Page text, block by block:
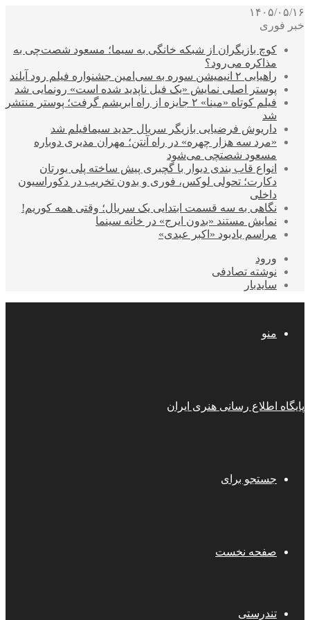
۱۴۰۵/۰۵/۱۶
خبر فوری
کوچ بازیگران از شبکه خانگی به سیما؛ مسعود شصت‌چی به
مذاکره می‌رود؟
راهیابی ۲ انیمیشن سوره به سی‌امین جشنواره فیلم رود آیلند
پوستر اصلی نمایش «یک فیل ناپدید شده است» رونمایی شد
فیلم کوتاه «مینا» ۲ جایزه از راه ابریشم گرفت؛ پوستر منتشر
شد
داریوش فرضیایی بازیگر سریال جدید سیمافیلم شد
«مرد سه هزار چهره» در راه آنتن؛ مهران مدیری دوباره
مسعود شصتچی می‌شود
انواع قاب بندی دیوار با گچبری پیش ساخته پلی یورتان
دکارت؛ تحولی لوکس، فوری و بدون تخریب در دکوراسیون
داخلی
نگاهی به سه قسمت ابتدایی یک سریال؛ وقتی همه کوریم!
نمایش مستند «بدون ایرج» در خانه سینما
مراسم یادبود «اکبر عبدی»
ورود
نوشته تصادفی
سایدبار
منو
پایگاه اطلاع رسانی هنری ایران
جستجو برای
صفحه نخست
تندرستی